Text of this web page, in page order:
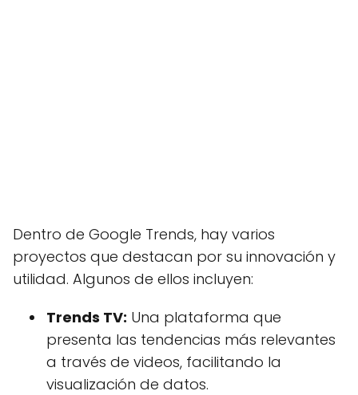
Dentro de Google Trends, hay varios
proyectos que destacan por su innovación y
utilidad. Algunos de ellos incluyen:
Trends TV: Una plataforma que
presenta las tendencias más relevantes
a través de videos, facilitando la
visualización de datos.